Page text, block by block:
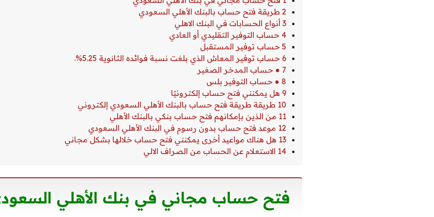
2 طريقة فتح حساب بالبنك الأهلي السعودي
3 أنواع الحسابات في البنك الاهلي
4 حساب التوفير التقليدي أو العادي
5 حساب توفير المستقبل
6 حساب توفير المعاش الذي بلغت نسبة فوائده الثانوية 5.25%.
7 ● حساب المدخر الصغير
8 ● حساب التوفير بلس
9 هل يمكنني فتح حساب إلكترونيًا
10 طريقة طريقة فتح حساب بالبنك الأهلي السعودي إلكتروني
11 من الذين بإمكانهم فتح حساب بنكي بالبنك الأهلي
12 موعد فتح حساب بدون رسوم في البنك الأهلي السعودي
13 هل هناك مواعيد أخرى يمكنني فتح حساب خلالها بشكل مجاني
14 الاستعلام عن الحساب من الصراف الالي
فتح حساب مجاني في بنك الأهلي